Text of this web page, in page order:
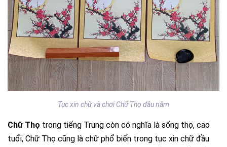
Tục xin chữ và chơi Chữ Thọ đầu năm
Chữ Thọ trong tiếng Trung còn có nghĩa là sống thọ, cao
tuổi, Chữ Thọ cũng là chữ phổ biến trong tục xin chữ đầu